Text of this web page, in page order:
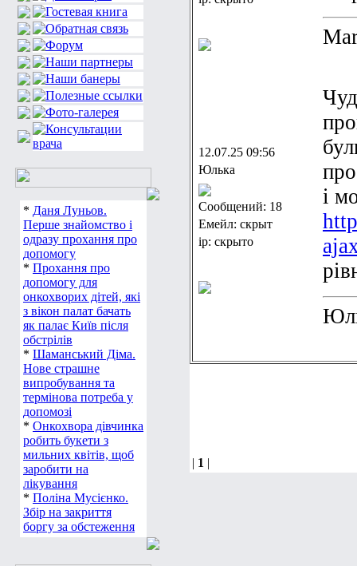
* Даня Луньов.
Перше знайомство і
одразу прохання про
допомогу
* Прохання про
допомогу для
онкохворих дітей, які
з вікон палат бачать
як палає Київ після
обстрілів
* Шаманський Діма.
Нове страшне
випробування та
термінова потреба у
допомозі
* Онкохвора дівчинка
робить букети з
мильних квітів, щоб
заробити на
лікування
* Поліна Мусієнко.
Збір на закриття
боргу за обстеження
12.07.25 09:56
Юлька
Сообщений: 18
Емейл: скрыт
ip: скрыто
і
| 1 |